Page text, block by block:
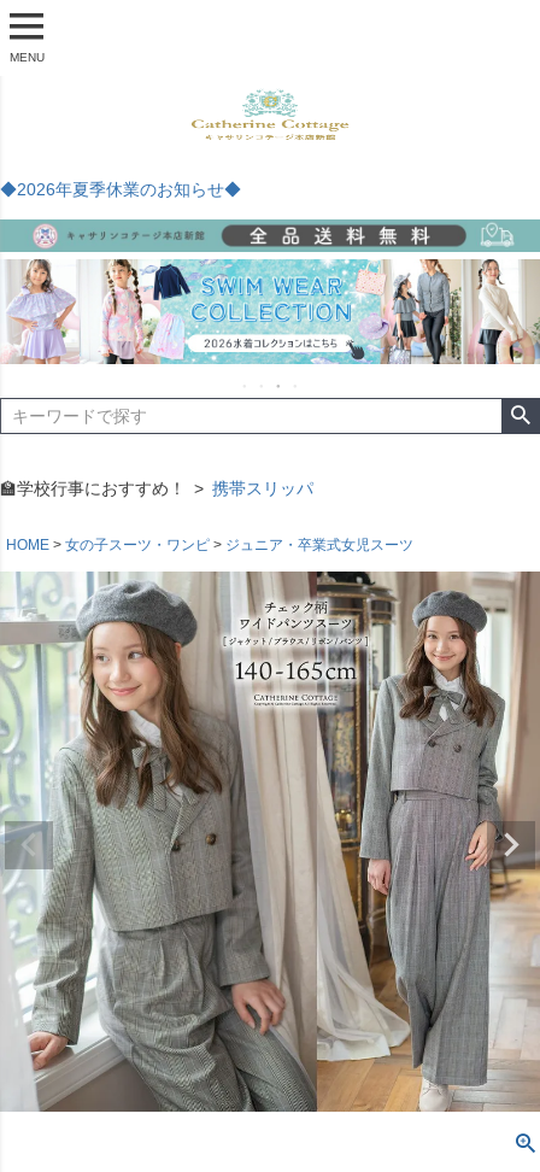
MENU
◆2026年夏季休業のお知らせ◆
🏫学校行事におすすめ！ 携帯スリッパ
HOME 女の子スーツ・ワンピ ジュニア・卒業式女児スーツ